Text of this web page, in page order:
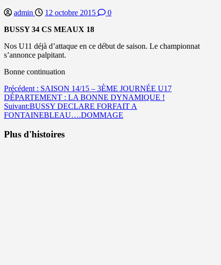
admin 12 octobre 2015
0
BUSSY 34 CS MEAUX 18
Nos U11 déjà d’attaque en ce début de saison. Le championnat
s’annonce palpitant.
Bonne continuation
Navigation
d’article
Précédent : SAISON 14/15 – 3ÈME JOURNÉE U17
DÉPARTEMENT : LA BONNE DYNAMIQUE !
Suivant:BUSSY DECLARE FORFAIT A
FONTAINEBLEAU….DOMMAGE
Plus d'histoires